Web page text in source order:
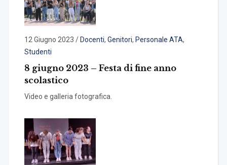
12 Giugno 2023 / Docenti, Genitori, Personale ATA,
Studenti
8 giugno 2023 – Festa di fine anno
scolastico
Video e galleria fotografica.